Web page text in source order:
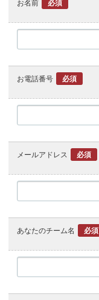
お名前 必須
お電話番号 必須
メールアドレス 必須
あなたのチーム名 必須